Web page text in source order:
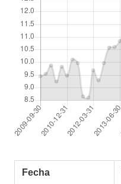
Fecha